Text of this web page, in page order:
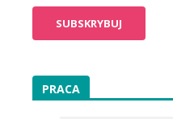
PRACA